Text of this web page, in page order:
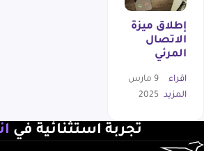
إطلاق ميزة
الاتصال
المرئي
اقراء
المزيد
9 مارس
2025
تجربة استثنائية في